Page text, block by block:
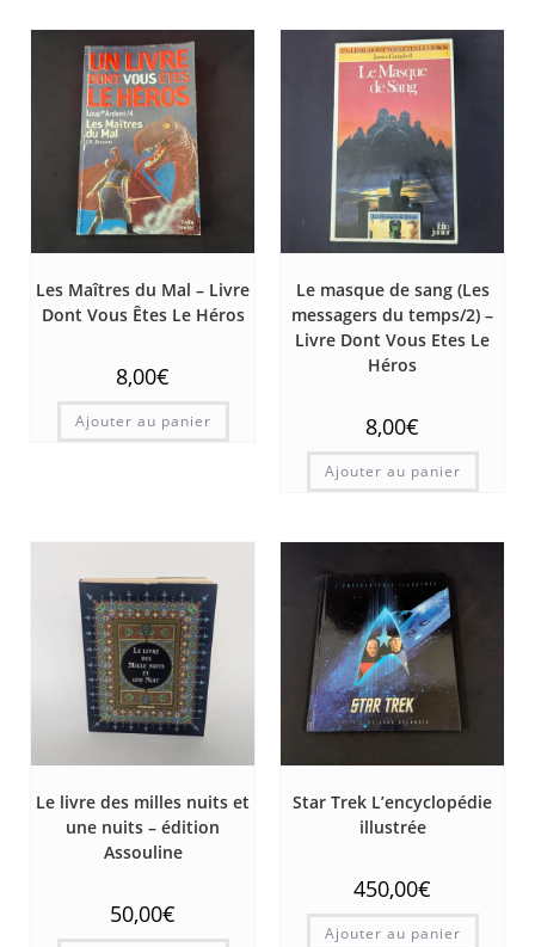
Les Maîtres du Mal – Livre
Dont Vous Êtes Le Héros
8,00€
Ajouter au panier
Le masque de sang (Les
messagers du temps/2) –
Livre Dont Vous Etes Le
Héros
8,00€
Ajouter au panier
Le livre des milles nuits et
une nuits – édition
Assouline
50,00€
Star Trek L’encyclopédie
illustrée
450,00€
Ajouter au panier